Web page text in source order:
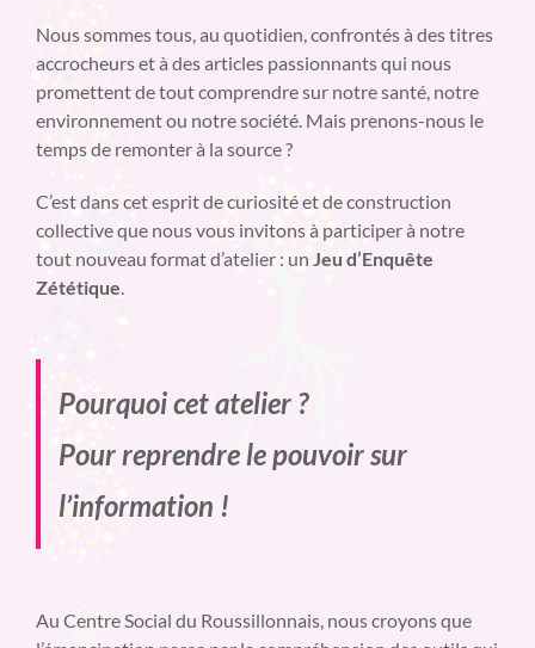
Nous sommes tous, au quotidien, confrontés à des titres
accrocheurs et à des articles passionnants qui nous
promettent de tout comprendre sur notre santé, notre
environnement ou notre société. Mais prenons-nous le
temps de remonter à la source ?
C’est dans cet esprit de curiosité et de construction
collective que nous vous invitons à participer à notre
tout nouveau format d’atelier : un Jeu d’Enquête
Zététique.
Pourquoi cet atelier ?
Pour reprendre le pouvoir sur
l’information !
Au Centre Social du Roussillonnais, nous croyons que